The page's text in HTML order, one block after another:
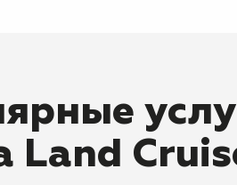
Land